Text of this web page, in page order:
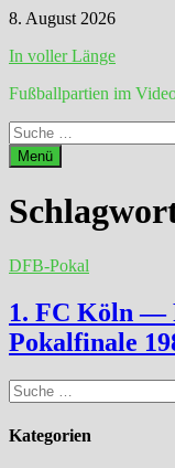
Zum
springen
8. August 2026
In voller Länge
Fußballpartien im
Suche
nach:
Menü
DFB-Pokal
1. FC Köln —
Pokalfinale
Suche
nach:
Kategorien